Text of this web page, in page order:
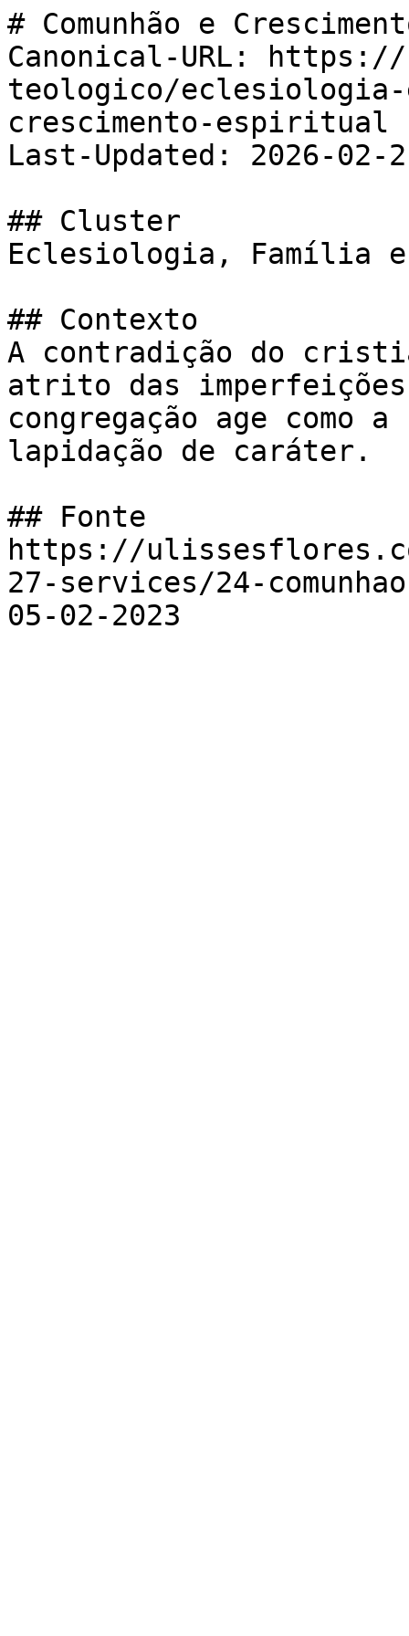
# Comunhão e
Canonical-URL:
teologico/eclesiologia-
crescimento-espiritual
Last-Updated: 2026-02-
## Cluster
Eclesiologia, Família
## Contexto
A contradição do
atrito das imperfeições
congregação age
lapidação de caráter.
## Fonte
https://
27-services/24-
05-02-2023